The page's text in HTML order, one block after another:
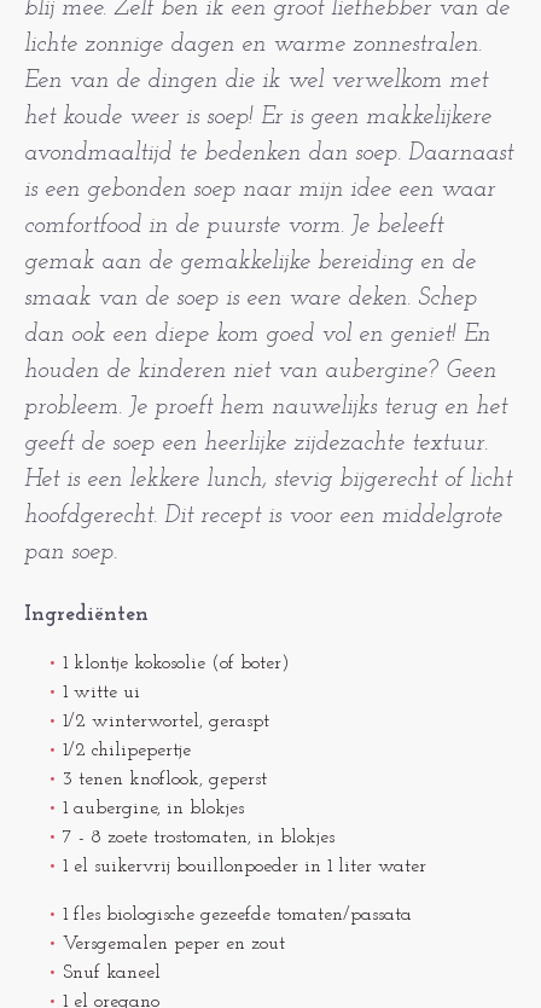
blij mee. Zelf ben ik een groot liefhebber van de
lichte zonnige dagen en warme zonnestralen.
Een van de dingen die ik wel verwelkom met
het koude weer is soep! Er is geen makkelijkere
avondmaaltijd te bedenken dan soep. Daarnaast
is een gebonden soep naar mijn idee een waar
comfortfood in de puurste vorm. Je beleeft
gemak aan de gemakkelijke bereiding en de
smaak van de soep is een ware deken. Schep
dan ook een diepe kom goed vol en geniet! En
houden de kinderen niet van aubergine? Geen
probleem. Je proeft hem nauwelijks terug en het
geeft de soep een heerlijke zijdezachte textuur.
Het is een lekkere lunch, stevig bijgerecht of licht
hoofdgerecht. Dit recept is voor een middelgrote
pan soep.
Ingrediënten
1 klontje kokosolie (of boter)
1 witte ui
1/2 winterwortel, geraspt
1/2 chilipepertje
3 tenen knoflook, geperst
1 aubergine, in blokjes
7 - 8 zoete trostomaten, in blokjes
1 el suikervrij bouillonpoeder in 1 liter water
1 fles biologische gezeefde tomaten/passata
Versgemalen peper en zout
Snuf kaneel
1 el oregano